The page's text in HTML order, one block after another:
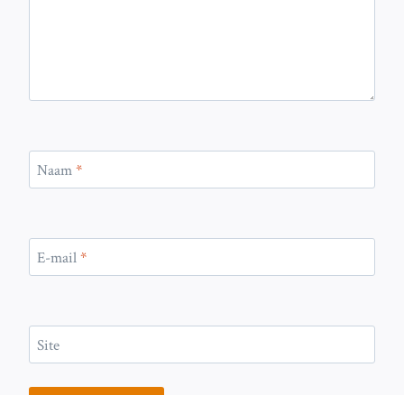
Naam*
E-mail*
Site